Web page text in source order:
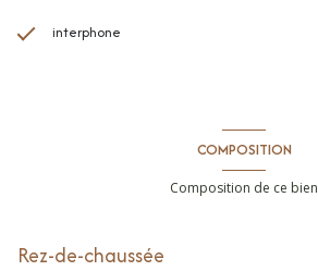
interphone
COMPOSITION
Composition de ce bien
Rez-de-chaussée